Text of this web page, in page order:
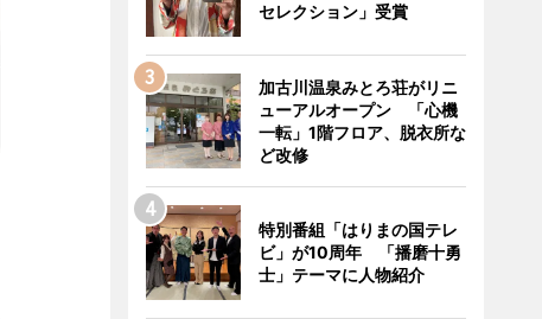
セレクション」受賞
加古川温泉みとろ荘がリニ
ューアルオープン 「心機
一転」1階フロア、脱衣所な
ど改修
特別番組「はりまの国テレ
ビ」が10周年 「播磨十勇
士」テーマに人物紹介